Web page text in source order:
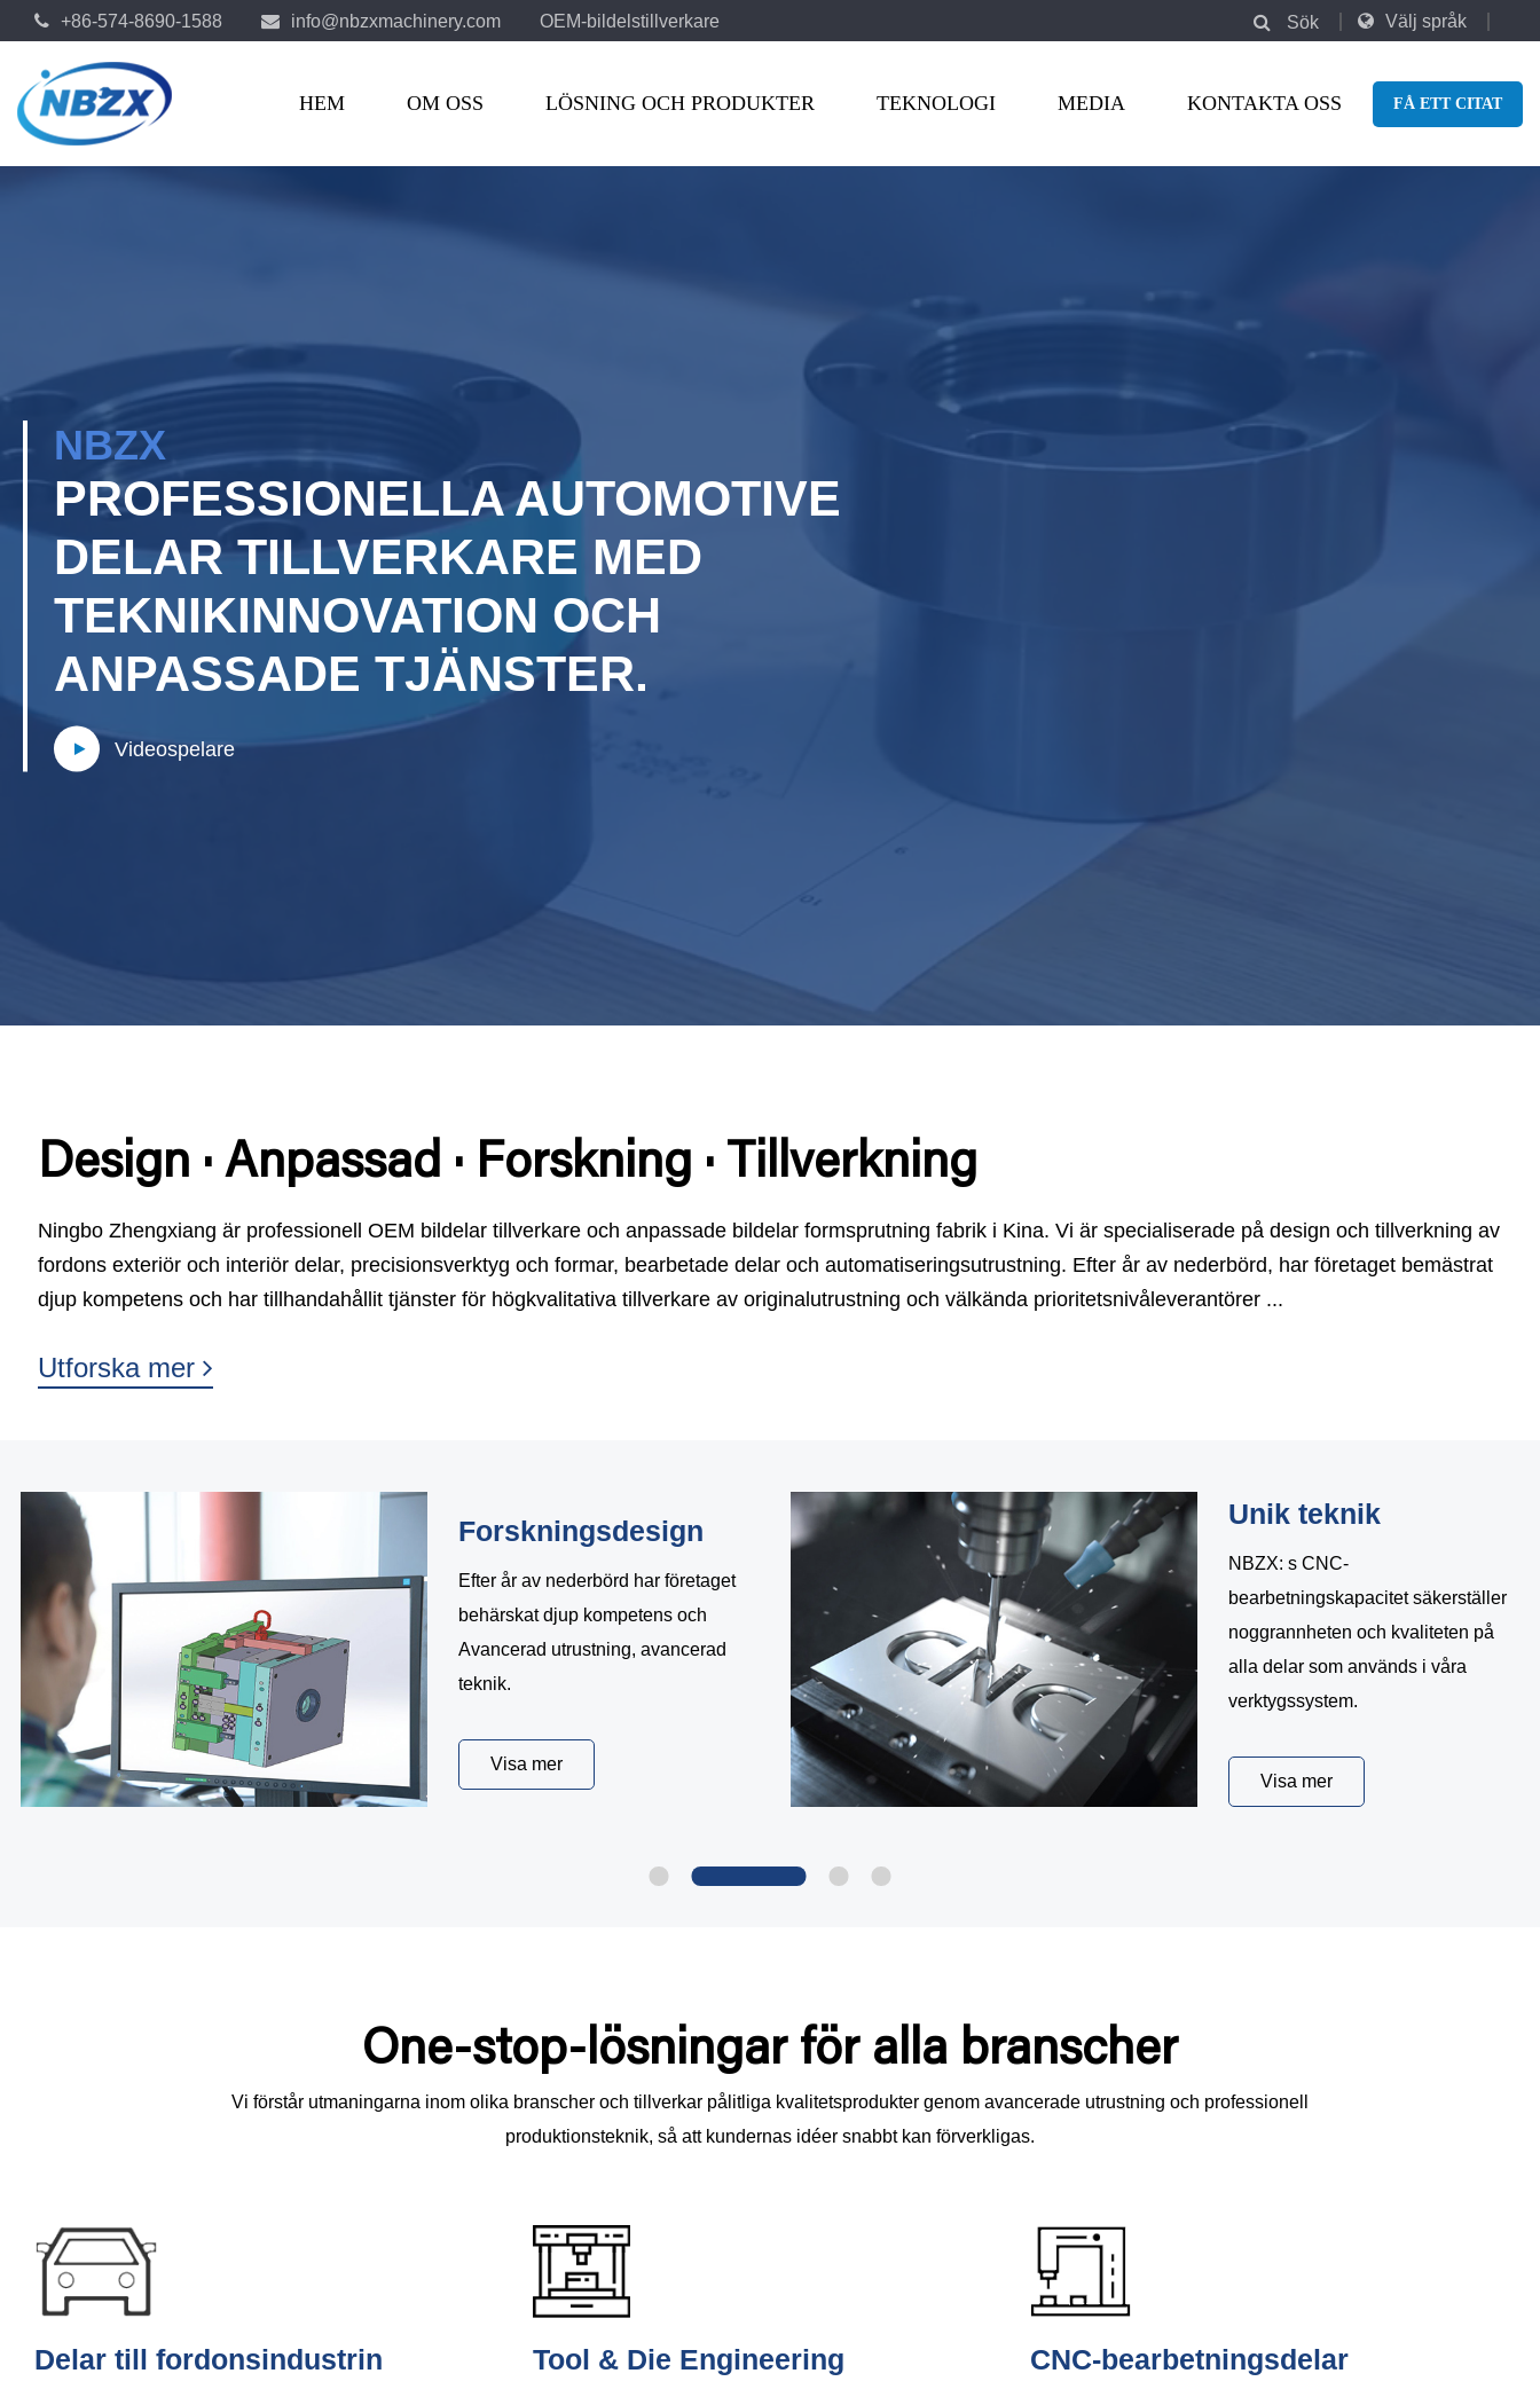
+86-574-8690-1588 info@nbzxmachinery.com OEM-bildelstillverkare Sök Välj språk
HEM OM OSS LÖSNING OCH PRODUKTER TEKNOLOGI MEDIA KONTAKTA OSS FÅ ETT CITAT
NBZX
PROFESSIONELLA AUTOMOTIVE
DELAR TILLVERKARE MED
TEKNIKINNOVATION OCH
ANPASSADE TJÄNSTER.
Videospelare
Design · Anpassad · Forskning · Tillverkning
Ningbo Zhengxiang är professionell OEM bildelar tillverkare och anpassade bildelar formsprutning fabrik i Kina. Vi är specialiserade på design och tillverkning av
fordons exteriör och interiör delar, precisionsverktyg och formar, bearbetade delar och automatiseringsutrustning. Efter år av nederbörd, har företaget bemästrat
djup kompetens och har tillhandahållit tjänster för högkvalitativa tillverkare av originalutrustning och välkända prioritetsnivåleverantörer ...
Utforska mer
Forskningsdesign
Efter år av nederbörd har företaget
behärskat djup kompetens och
Avancerad utrustning, avancerad
teknik.
Visa mer
Unik teknik
NBZX: s CNC-
bearbetningskapacitet säkerställer
noggrannheten och kvaliteten på
alla delar som används i våra
verktygssystem.
Visa mer
One-stop-lösningar för alla branscher
Vi förstår utmaningarna inom olika branscher och tillverkar pålitliga kvalitetsprodukter genom avancerade utrustning och professionell
produktionsteknik, så att kundernas idéer snabbt kan förverkligas.
Delar till fordonsindustrin Tool & Die Engineering CNC-bearbetningsdelar